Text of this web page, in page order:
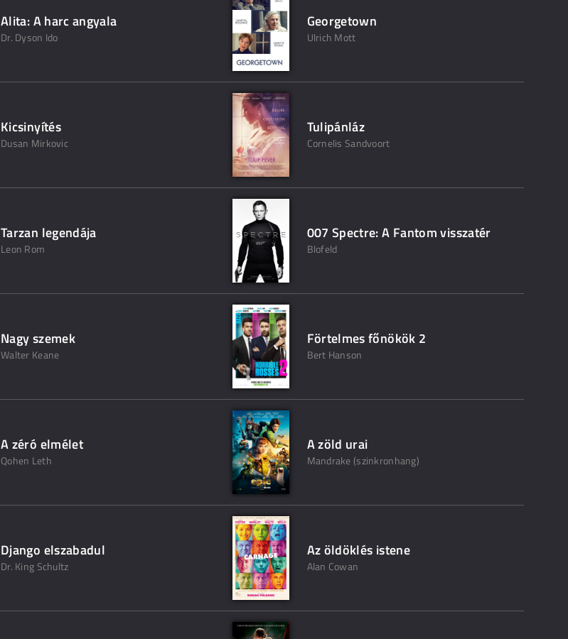
Alita: A harc angyala
Dr. Dyson Ido
Georgetown
Ulrich Mott
Kicsinyítés
Dusan Mirkovic
Tulipánláz
Cornelis Sandvoort
Tarzan legendája
Leon Rom
007 Spectre: A Fantom visszatér
Blofeld
Nagy szemek
Walter Keane
Förtelmes főnökök 2
Bert Hanson
A zéró elmélet
Qohen Leth
A zöld urai
Mandrake (szinkronhang)
Django elszabadul
Dr. King Schultz
Az öldöklés istene
Alan Cowan